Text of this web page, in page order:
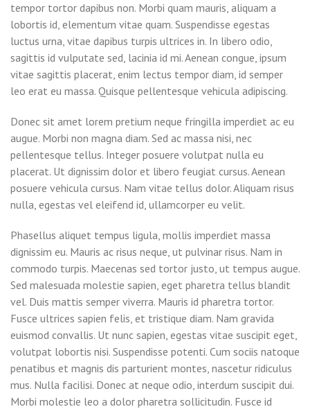
tempor tortor dapibus non. Morbi quam mauris, aliquam a
lobortis id, elementum vitae quam. Suspendisse egestas
luctus urna, vitae dapibus turpis ultrices in. In libero odio,
sagittis id vulputate sed, lacinia id mi. Aenean congue, ipsum
vitae sagittis placerat, enim lectus tempor diam, id semper
leo erat eu massa. Quisque pellentesque vehicula adipiscing.
Donec sit amet lorem pretium neque fringilla imperdiet ac eu
augue. Morbi non magna diam. Sed ac massa nisi, nec
pellentesque tellus. Integer posuere volutpat nulla eu
placerat. Ut dignissim dolor et libero feugiat cursus. Aenean
posuere vehicula cursus. Nam vitae tellus dolor. Aliquam risus
nulla, egestas vel eleifend id, ullamcorper eu velit.
Phasellus aliquet tempus ligula, mollis imperdiet massa
dignissim eu. Mauris ac risus neque, ut pulvinar risus. Nam in
commodo turpis. Maecenas sed tortor justo, ut tempus augue.
Sed malesuada molestie sapien, eget pharetra tellus blandit
vel. Duis mattis semper viverra. Mauris id pharetra tortor.
Fusce ultrices sapien felis, et tristique diam. Nam gravida
euismod convallis. Ut nunc sapien, egestas vitae suscipit eget,
volutpat lobortis nisi. Suspendisse potenti. Cum sociis natoque
penatibus et magnis dis parturient montes, nascetur ridiculus
mus. Nulla facilisi. Donec at neque odio, interdum suscipit dui.
Morbi molestie leo a dolor pharetra sollicitudin. Fusce id